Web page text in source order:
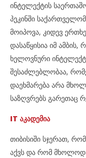
ინტელექტის
პეკინში
მოიპოვა, კიდევ
დასაწყისია იმ
ხელოვნური
შესაძლებლობაა,
დაეხმარება არა
საზღვრებს გარეთაც
IT აკადემია
თიბისიში სჯერათ,
აქვს და რომ მხოლოდ